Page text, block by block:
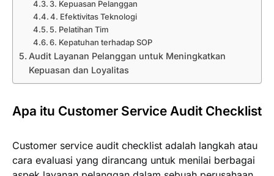
3. Kepuasan Pelanggan
4. Efektivitas Teknologi
5. Pelatihan Tim
6. Kepatuhan terhadap SOP
Audit Layanan Pelanggan untuk Meningkatkan
Kepuasan dan Loyalitas
Apa itu Customer Service Audit Checklist
Customer service audit checklist adalah langkah atau
cara evaluasi yang dirancang untuk menilai berbagai